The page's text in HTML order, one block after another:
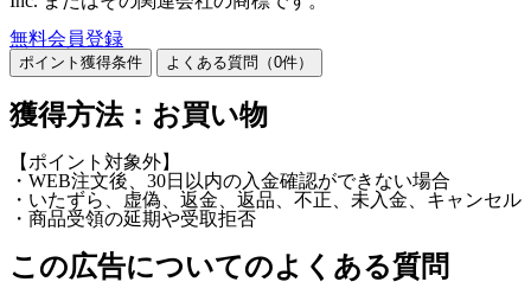
無料会員登録
ポイント獲得条件 よくある質問（0件）
獲得方法：お買い物
【ポイント対象外】
・WEB注文後、30日以内の入金確認ができない場合
・いたずら、虚偽、返金、返品、不正、未入金、キャンセル
・商品受領の延期や受取拒否
この広告についてのよくある質問